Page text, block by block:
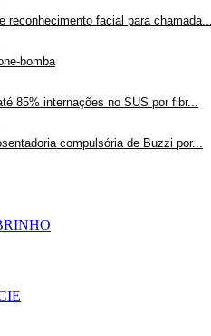
reconhecimento facial para chamada...
bomba
85% internações no SUS por fibr...
compulsória de Buzzi por...